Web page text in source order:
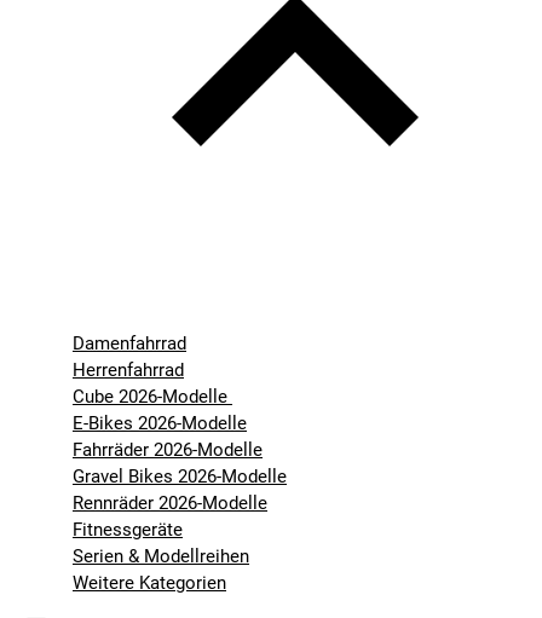
Damenfahrrad
Herrenfahrrad
Cube 2026-Modelle
E-Bikes 2026-Modelle
Fahrräder 2026-Modelle
Gravel Bikes 2026-Modelle
Rennräder 2026-Modelle
Fitnessgeräte
Serien & Modellreihen
Weitere Kategorien